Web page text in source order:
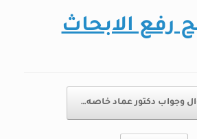
رفع الابحاث
وجواب دكتور عماد خاصه…